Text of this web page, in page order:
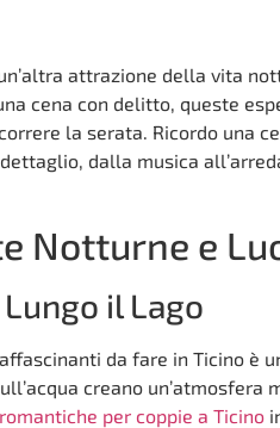
attrazione della vita
cena con delitto, queste
la serata. Ricordo una
dalla musica
Notturne e
il Lago
da fare in Ticino è
creano un’atmosfera
per coppie a Ticino